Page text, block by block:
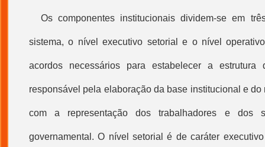
Os componentes institucionais dividem-se em
sistema, o nível executivo setorial e o nível
acordos necessários para estabelecer a
responsável pela elaboração da base institucional e
com a representação dos trabalhadores e dos
governamental. O nível setorial é de caráter